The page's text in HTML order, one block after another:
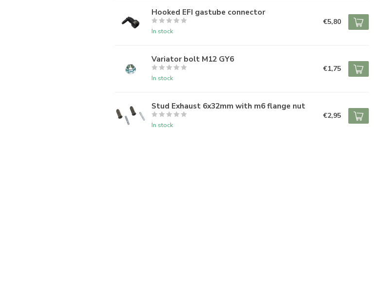
Hooked EFI gastube connector
In stock
€5,80
Variator bolt M12 GY6
In stock
€1,75
Stud Exhaust 6x32mm with m6 flange nut
In stock
€2,95